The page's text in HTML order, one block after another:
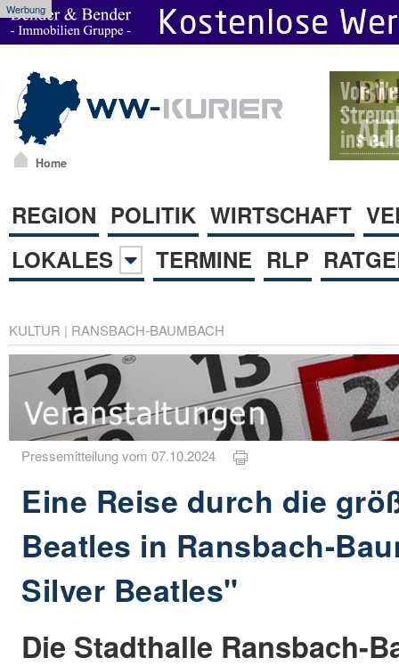
Werbung
Home
REGION POLITIK WIRTSCHAFT
LOKALES
TERMINE RLP
KULTUR | RANSBACH-BAUMBACH
Pressemitteilung vom 07.10.2024
Eine Reise durch die
Beatles in Ransbach-
Silver Beatles"
Die Stadthalle Ransbach-